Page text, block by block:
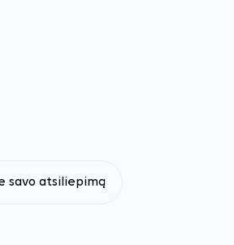
savo atsiliepimą